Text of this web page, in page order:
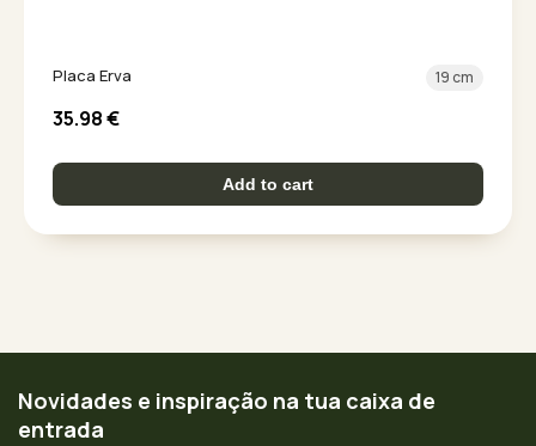
Placa Erva 19 cm
35.98€
Add to cart
Novidades e inspiração na tua caixa de
entrada